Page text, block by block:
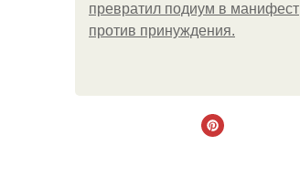
превратил подиум в манифест
против принуждения.